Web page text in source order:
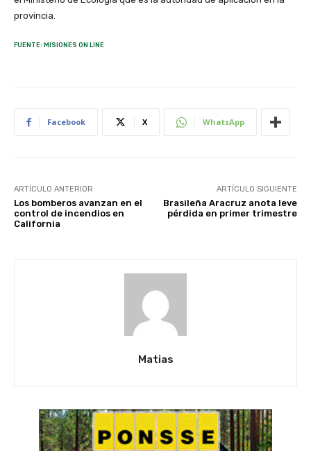
provincia.
FUENTE: MISIONES ON LINE
Facebook X WhatsApp
ARTÍCULO ANTERIOR
Los bomberos avanzan en el
control de incendios en
California
ARTÍCULO SIGUIENTE
Brasileña Aracruz anota leve
pérdida en primer trimestre
Matias